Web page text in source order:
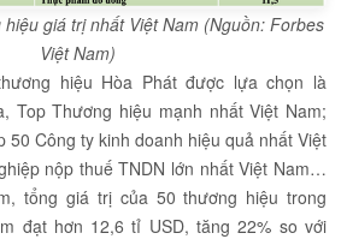
giá trị nhất Việt Nam (Nguồn: Forbes
Việt Nam)
hiệu Hòa Phát được lựa chọn là
Top Thương hiệu mạnh nhất Việt Nam;
50 Công ty kinh doanh hiệu quả nhất Việt
nộp thuế TNDN lớn nhất Việt Nam…
tổng giá trị của 50 thương hiệu trong
đạt hơn 12,6 tỉ USD, tăng 22% so với